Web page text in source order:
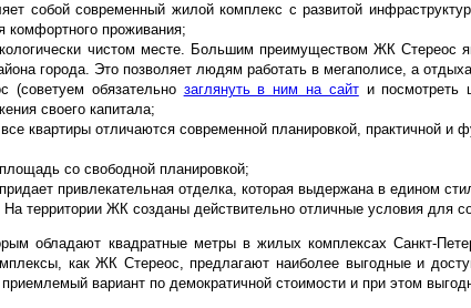
собой современный жилой комплекс с развитой
комфортного проживания;
чистом месте. Большим преимуществом ЖК Стереос
города. Это позволяет людям работать в мегаполисе, а
обязательно заглянуть в ним на сайти посмотреть
своего капитала;
квартиры отличаются современной планировкой, практичной и
со свободной планировкой;
привлекательная отделка, которая выдержана в едином
территории ЖК созданы действительно отличные условия для
обладают квадратные метры в жилых комплексах Санкт-
как ЖК Стереос, предлагают наиболее выгодные и
вариант по демократичной стоимости и при этом